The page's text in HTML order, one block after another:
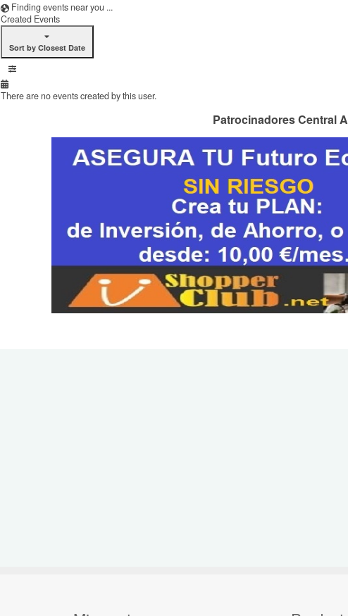
Finding events near you ...
Created Events
Sort by Closest Date
There are no events created by this user.
Patrocinadores Central A